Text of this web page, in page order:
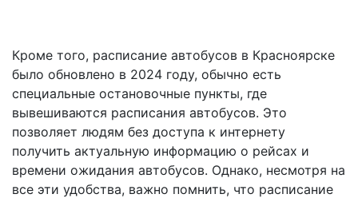
Кроме того, расписание автобусов в Красноярске
было обновлено в 2024 году, обычно есть
специальные остановочные пункты, где
вывешиваются расписания автобусов. Это
позволяет людям без доступа к интернету
получить актуальную информацию о рейсах и
времени ожидания автобусов. Однако, несмотря на
все эти удобства, важно помнить, что расписание